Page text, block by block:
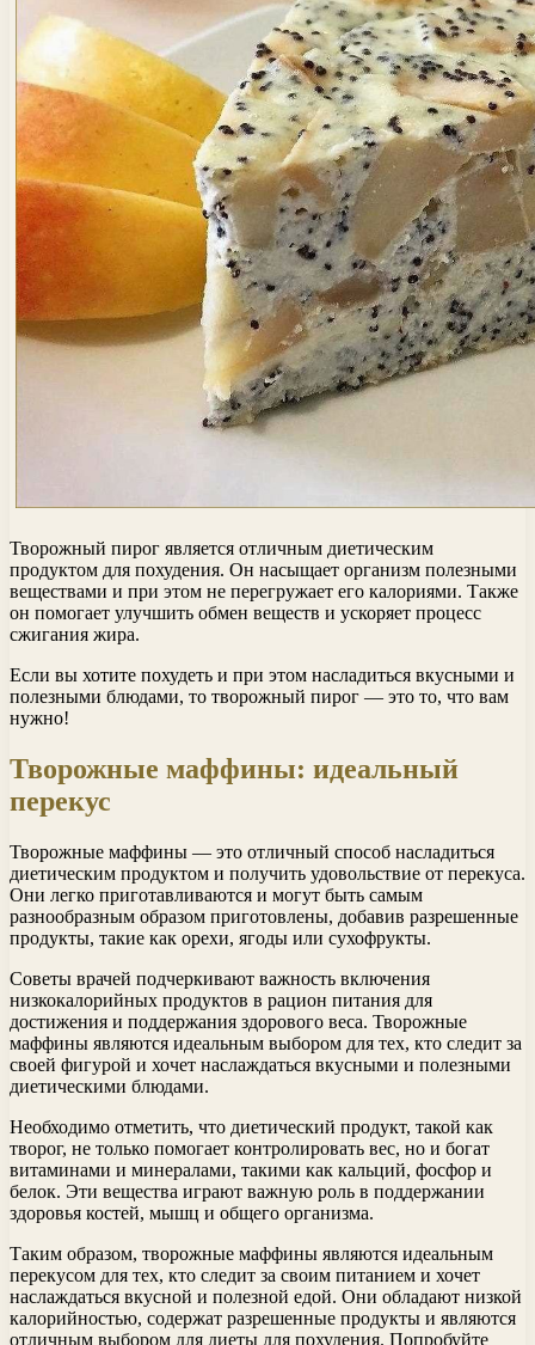
Творожный пирог является отличным диетическим
продуктом для похудения. Он насыщает организм полезными
веществами и при этом не перегружает его калориями. Также
он помогает улучшить обмен веществ и ускоряет процесс
сжигания жира.
Если вы хотите похудеть и при этом насладиться вкусными и
полезными блюдами, то творожный пирог — это то, что вам
нужно!
Творожные маффины: идеальный
перекус
Творожные маффины — это отличный способ насладиться
диетическим продуктом и получить удовольствие от перекуса.
Они легко приготавливаются и могут быть самым
разнообразным образом приготовлены, добавив разрешенные
продукты, такие как орехи, ягоды или сухофрукты.
Советы врачей подчеркивают важность включения
низкокалорийных продуктов в рацион питания для
достижения и поддержания здорового веса. Творожные
маффины являются идеальным выбором для тех, кто следит за
своей фигурой и хочет наслаждаться вкусными и полезными
диетическими блюдами.
Необходимо отметить, что диетический продукт, такой как
творог, не только помогает контролировать вес, но и богат
витаминами и минералами, такими как кальций, фосфор и
белок. Эти вещества играют важную роль в поддержании
здоровья костей, мышц и общего организма.
Таким образом, творожные маффины являются идеальным
перекусом для тех, кто следит за своим питанием и хочет
наслаждаться вкусной и полезной едой. Они обладают низкой
калорийностью, содержат разрешенные продукты и являются
отличным выбором для диеты для похудения. Попробуйте